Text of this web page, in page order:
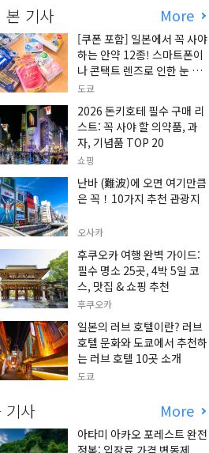
본 기사 More
[쿠폰 포함] 일본에서 꼭 사야
하는 안약 12종! 스마트폰이
나 콘택트 렌즈로 인한 눈 피
로에 최적!
도쿄
2026 돈키호테 필수 구매 리
스트: 꼭 사야 할 의약품, 과
자, 기념품 TOP 20
쇼핑
난바 (難波)에 오면 여기만큼
은 꼭！10가지 추천 관광지
오사카
후쿠오카 여행 완벽 가이드:
필수 명소 25곳, 4박 5일 코
스, 맛집 & 쇼핑 추천
후쿠오카
일본의 러브 호텔이란? 러브
호텔 문화와 도쿄에서 추천하
는 러브 호텔 10곳 소개
도쿄
기사 More
아타미 아카오 포레스트 완전
정복: 입장료 가격 변동제,